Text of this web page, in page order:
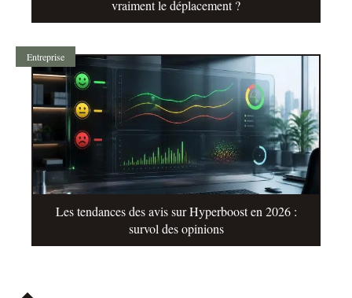
vraiment le déplacement ?
Entreprise
Les tendances des avis sur Hyperboost en 2026 :
survol des opinions